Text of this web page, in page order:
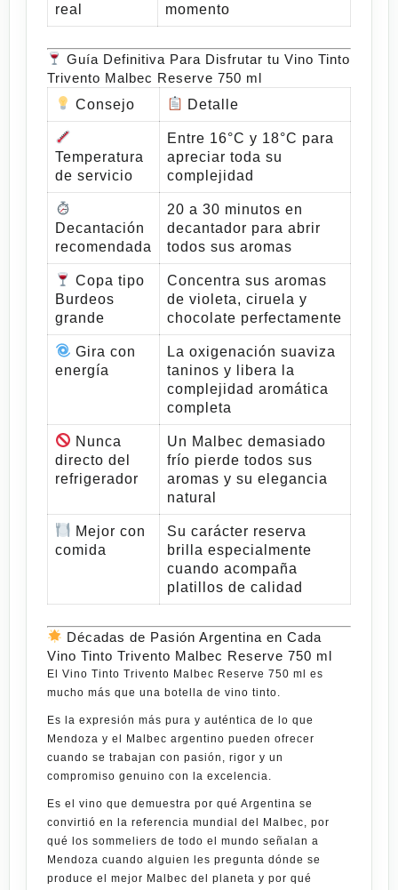
real
momento
Guía Definitiva Para Disfrutar tu Vino Tinto
Trivento Malbec Reserve 750 ml
Consejo
Detalle
Temperatura
de servicio
Entre 16°C y 18°C para
apreciar toda su
complejidad
Decantación
recomendada
20 a 30 minutos en
decantador para abrir
todos sus aromas
Copa tipo
Burdeos
grande
Concentra sus aromas
de violeta, ciruela y
chocolate perfectamente
Gira con
energía
La oxigenación suaviza
taninos y libera la
complejidad aromática
completa
Nunca
directo del
refrigerador
Un Malbec demasiado
frío pierde todos sus
aromas y su elegancia
natural
Mejor con
comida
Su carácter reserva
brilla especialmente
cuando acompaña
platillos de calidad
Décadas de Pasión Argentina en Cada
Vino Tinto Trivento Malbec Reserve 750 ml
El Vino Tinto Trivento Malbec Reserve 750 ml es
mucho más que una botella de vino tinto.
Es la expresión más pura y auténtica de lo que
Mendoza y el Malbec argentino pueden ofrecer
cuando se trabajan con pasión, rigor y un
compromiso genuino con la excelencia.
Es el vino que demuestra por qué Argentina se
convirtió en la referencia mundial del Malbec, por
qué los sommeliers de todo el mundo señalan a
Mendoza cuando alguien les pregunta dónde se
produce el mejor Malbec del planeta y por qué